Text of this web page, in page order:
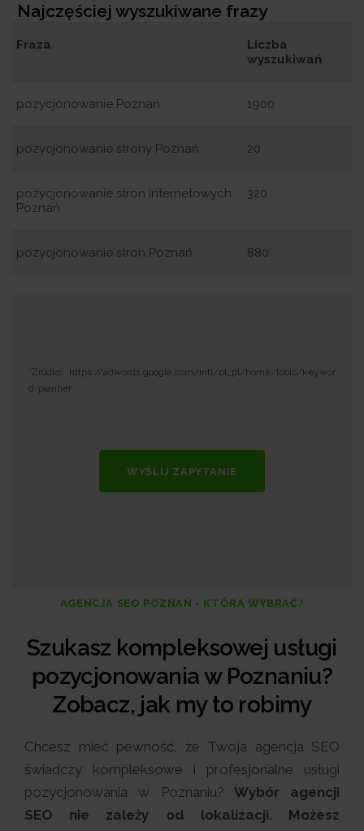
Najczęściej wyszukiwane frazy
Fraza
Liczba
wyszukiwań
pozycjonowanie Poznań 1900
pozycjonowanie strony Poznań 20
pozycjonowanie stron internetowych
Poznań
320
pozycjonowanie stron Poznań 880
*Źródło: https://adwords.google.com/intl/pl_pl/home/tools/keywor
d-planner
WYŚLIJ ZAPYTANIE
AGENCJA SEO POZNAŃ - KTÓRĄ WYBRAĆ?
Szukasz kompleksowej usługi
pozycjonowania w Poznaniu?
Zobacz, jak my to robimy
Chcesz mieć pewność, że Twoja agencja SEO
świadczy kompleksowe i profesjonalne usługi
pozycjonowania w Poznaniu? Wybór agencji
SEO nie zależy od lokalizacji. Możesz